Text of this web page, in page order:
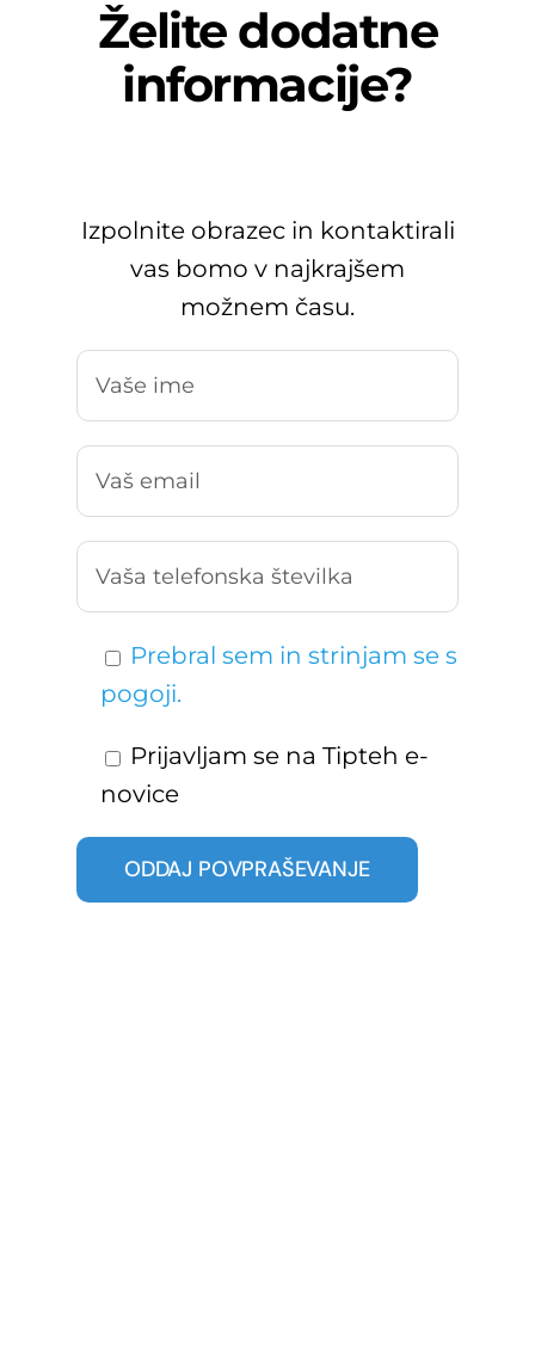
Želite dodatne
informacije?
Izpolnite obrazec in kontaktirali
vas bomo v najkrajšem
možnem času.
Prebral sem in strinjam se s
pogoji.
Prijavljam se na Tipteh e-
novice